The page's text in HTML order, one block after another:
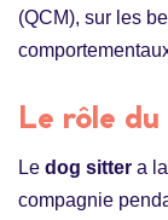
(QCM), sur les
Le rôle
Le dog sitter a
compagnie